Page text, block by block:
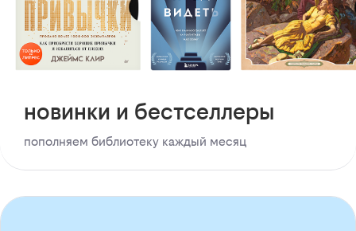
новинки и бестселлеры
пополняем библиотеку каждый месяц